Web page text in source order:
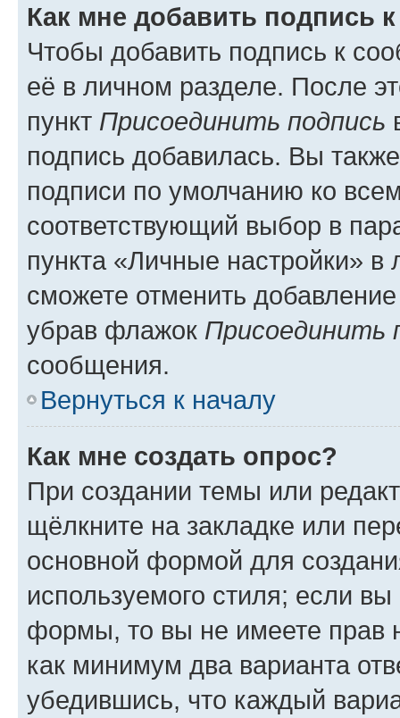
Как мне добавить подпись
Чтобы добавить подпись к
её в личном разделе. После
пункт Присоединить подпись
подпись добавилась. Вы
подписи по умолчанию ко
соответствующий выбор в
пункта «Личные настройки»
сможете отменить
убрав флажок Присоединить
сообщения.
Вернуться к началу
Как мне создать опрос?
При создании темы или
щёлкните на закладке или
основной формой для
используемого стиля; если
формы, то вы не имеете прав
как минимум два варианта
убедившись, что каждый